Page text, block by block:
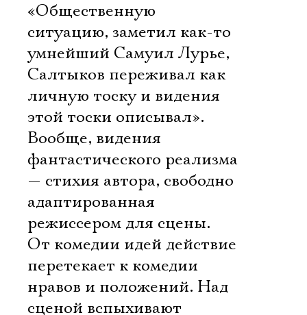
«Общественную
ситуацию, заметил как-то
умнейший Самуил Лурье,
Салтыков переживал как
личную тоску и видения
этой тоски описывал».
Вообще, видения
фантастического реализма
— стихия автора, свободно
адаптированная
режиссером для сцены.
От комедии идей действие
перетекает к комедии
нравов и положений. Над
сценой вспыхивают
Электропочта